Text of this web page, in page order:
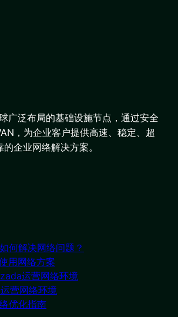
广泛布局的基础设施节点，通过安全
，为企业客户提供高速、稳定、超
企业网络解决方案。
何解决网络问题？
用网络方案
运营网络环境
营网络环境
优化指南